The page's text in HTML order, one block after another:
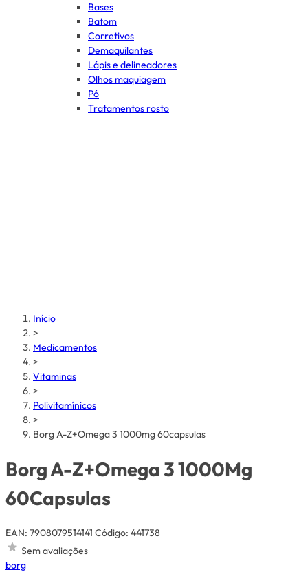
Bases
Batom
Corretivos
Demaquilantes
Lápis e delineadores
Olhos maquiagem
Pó
Tratamentos rosto
Início
>
Medicamentos
>
Vitaminas
>
Polivitamínicos
>
Borg A-Z+Omega 3 1000mg 60capsulas
Borg A-Z+Omega 3 1000Mg
60Capsulas
EAN: 7908079514141 Código: 441738
Sem avaliações
borg